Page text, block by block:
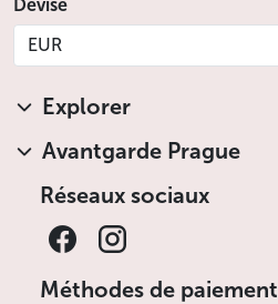
Devise
EUR
Explorer
Avantgarde Prague
Réseaux sociaux
Méthodes de paiement